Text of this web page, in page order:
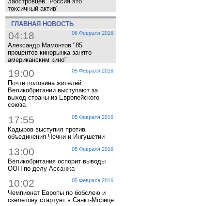
токсичный актив"
ГЛАВНАЯ НОВОСТЬ
06 Февраля 2016
04:18
Александр Мамонтов "85
процентов кинорынка занято
американским кино"
05 Февраля 2016
19:00
Почти половина жителей
Великобритании выступают за
выход страны из Европейского
союза
05 Февраля 2016
17:55
Кадыров выступил против
объединения Чечни и Ингушетии
05 Февраля 2016
13:00
Великобритания оспорит выводы
ООН по делу Ассанжа
05 Февраля 2016
10:02
Чемпионат Европы по бобслею и
скелетону стартует в Санкт-Морице